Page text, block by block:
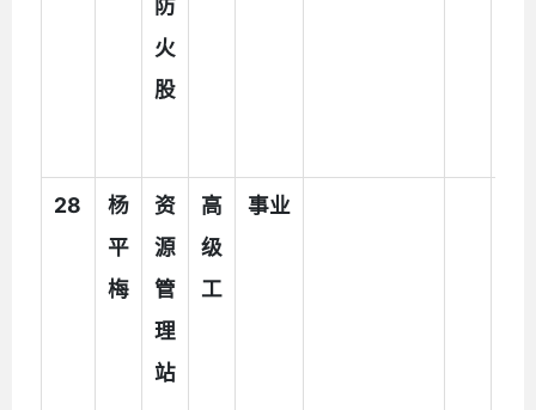
火
股
28
杨
平
梅
资
源
管
理
站
高
级
工
事业